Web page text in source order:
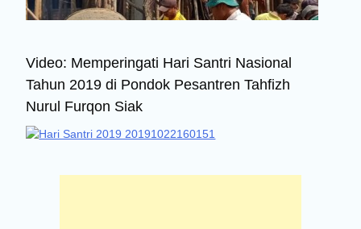
Video: Memperingati Hari Santri Nasional
Tahun 2019 di Pondok Pesantren Tahfizh
Nurul Furqon Siak